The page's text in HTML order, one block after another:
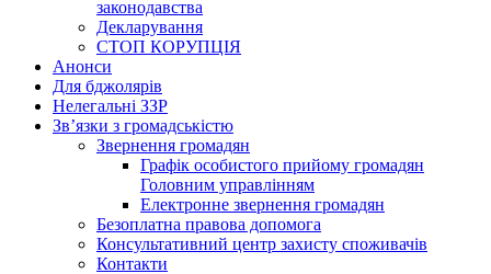
законодавства
Декларування
СТОП КОРУПЦІЯ
Анонси
Для бджолярів
Нелегальні ЗЗР
Зв’язки з громадськістю
Звернення громадян
Графік особистого прийому громадян
Головним управлінням
Електронне звернення громадян
Безоплатна правова допомога
Консультативний центр захисту споживачів
Контакти